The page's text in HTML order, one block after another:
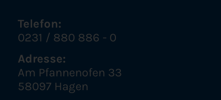
Telefon:
0231 / 880 886 - 0
Adresse:
Am Pfannenofen 33
58097 Hagen